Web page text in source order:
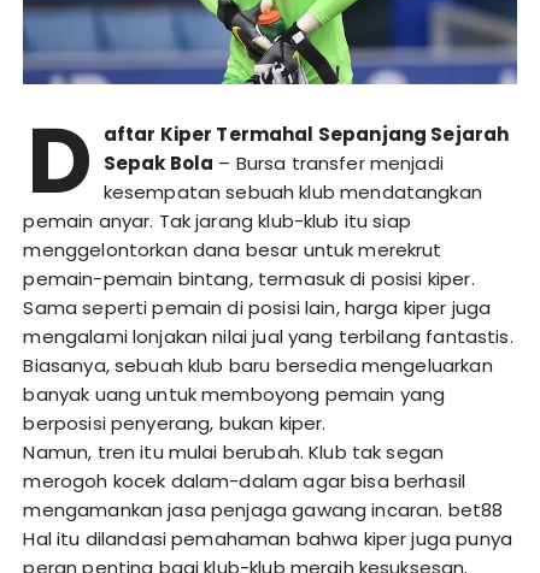
D
aftar Kiper Termahal Sepanjang Sejarah
Sepak Bola – Bursa transfer menjadi
kesempatan sebuah klub mendatangkan
pemain anyar. Tak jarang klub-klub itu siap
menggelontorkan dana besar untuk merekrut
pemain-pemain bintang, termasuk di posisi kiper.
Sama seperti pemain di posisi lain, harga kiper juga
mengalami lonjakan nilai jual yang terbilang fantastis.
Biasanya, sebuah klub baru bersedia mengeluarkan
banyak uang untuk memboyong pemain yang
berposisi penyerang, bukan kiper.
Namun, tren itu mulai berubah. Klub tak segan
merogoh kocek dalam-dalam agar bisa berhasil
mengamankan jasa penjaga gawang incaran. bet88
Hal itu dilandasi pemahaman bahwa kiper juga punya
peran penting bagi klub-klub meraih kesuksesan.